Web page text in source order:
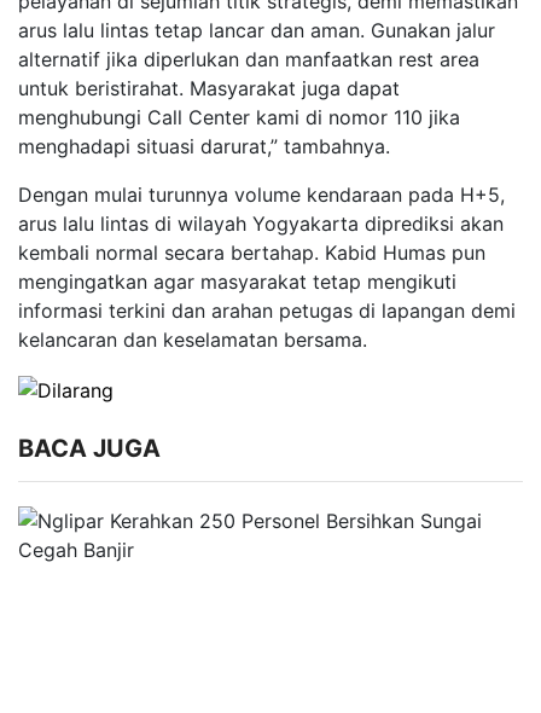
arus lalu lintas tetap lancar dan aman. Gunakan jalur
alternatif jika diperlukan dan manfaatkan rest area
untuk beristirahat. Masyarakat juga dapat
menghubungi Call Center kami di nomor 110 jika
menghadapi situasi darurat,” tambahnya.
Dengan mulai turunnya volume kendaraan pada H+5,
arus lalu lintas di wilayah Yogyakarta diprediksi akan
kembali normal secara bertahap. Kabid Humas pun
mengingatkan agar masyarakat tetap mengikuti
informasi terkini dan arahan petugas di lapangan demi
kelancaran dan keselamatan bersama.
BACA JUGA